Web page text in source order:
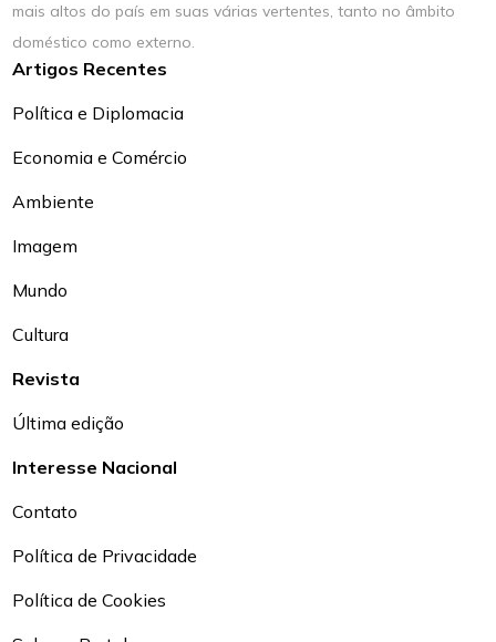
mais altos do país em suas várias vertentes, tanto no âmbito
doméstico como externo.
Artigos Recentes
Política e Diplomacia
Economia e Comércio
Ambiente
Imagem
Mundo
Cultura
Revista
Última edição
Interesse Nacional
Contato
Política de Privacidade
Política de Cookies